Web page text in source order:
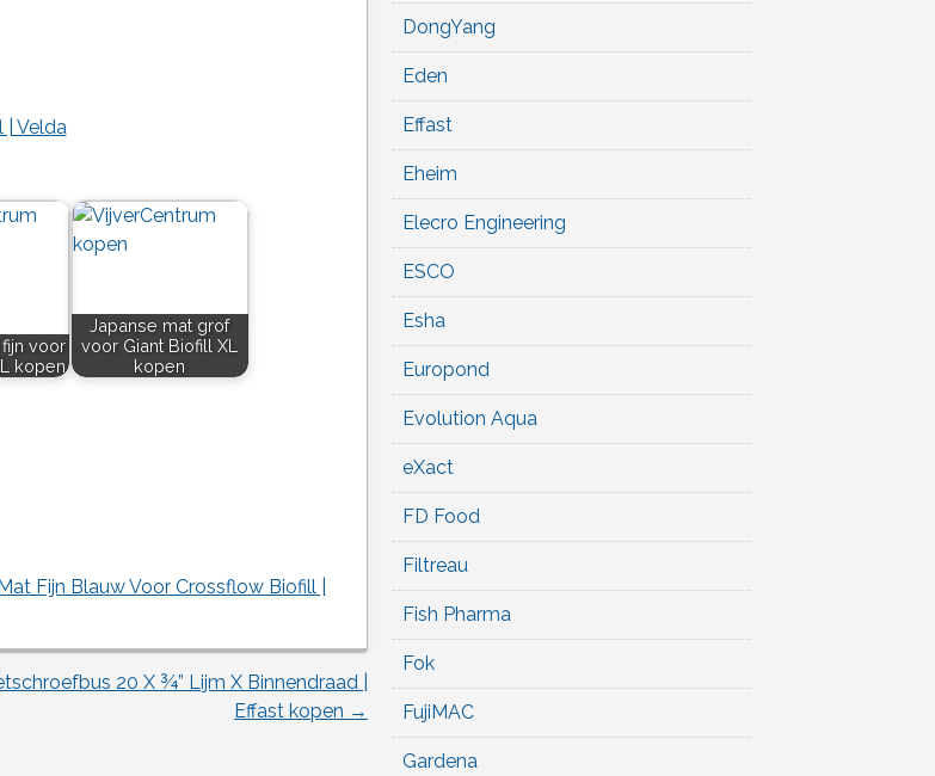
| Velda
voor
kopen
Japanse mat grof
voor Giant Biofill XL
kopen
Fijn Blauw Voor Crossflow Biofill |
20 X ¾” Lijm X Binnendraad |
Effast kopen →
DongYang
Eden
Effast
Eheim
Elecro Engineering
ESCO
Esha
Europond
Evolution Aqua
eXact
FD Food
Filtreau
Fish Pharma
Fok
FujiMAC
Gardena